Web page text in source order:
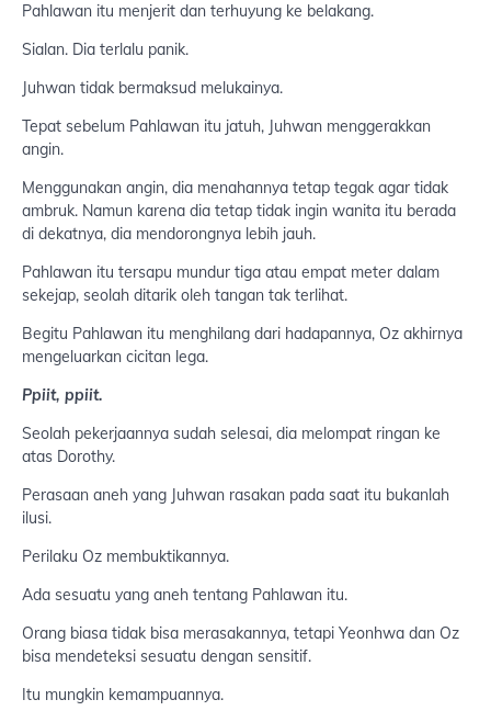
Pahlawan itu menjerit dan terhuyung ke belakang.
Sialan. Dia terlalu panik.
Juhwan tidak bermaksud melukainya.
Tepat sebelum Pahlawan itu jatuh, Juhwan menggerakkan
angin.
Menggunakan angin, dia menahannya tetap tegak agar tidak
ambruk. Namun karena dia tetap tidak ingin wanita itu berada
di dekatnya, dia mendorongnya lebih jauh.
Pahlawan itu tersapu mundur tiga atau empat meter dalam
sekejap, seolah ditarik oleh tangan tak terlihat.
Begitu Pahlawan itu menghilang dari hadapannya, Oz akhirnya
mengeluarkan cicitan lega.
Ppiit, ppiit.
Seolah pekerjaannya sudah selesai, dia melompat ringan ke
atas Dorothy.
Perasaan aneh yang Juhwan rasakan pada saat itu bukanlah
ilusi.
Perilaku Oz membuktikannya.
Ada sesuatu yang aneh tentang Pahlawan itu.
Orang biasa tidak bisa merasakannya, tetapi Yeonhwa dan Oz
bisa mendeteksi sesuatu dengan sensitif.
Itu mungkin kemampuannya.